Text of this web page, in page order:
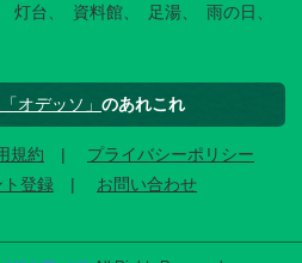
灯台 資料館 足湯
雨の日
オデッソ」 のあれこれ
規約
プライバシーポリシー
ト登録 お問い合わせ